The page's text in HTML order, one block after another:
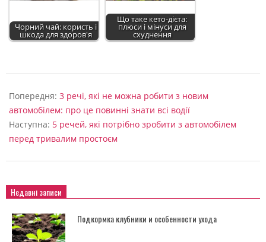
Чорний чай: користь і
шкода для здоров'я
Що таке кето-дієта:
плюси і мінуси для
схуднення
09-
04
Попередня: 3 речі, які не можна робити з новим
автомобілем: про це повинні знати всі водії
Наступна: 5 речей, які потрібно зробити з автомобілем
перед тривалим простоєм
Недавні записи
Подкормка клубники и особенности ухода